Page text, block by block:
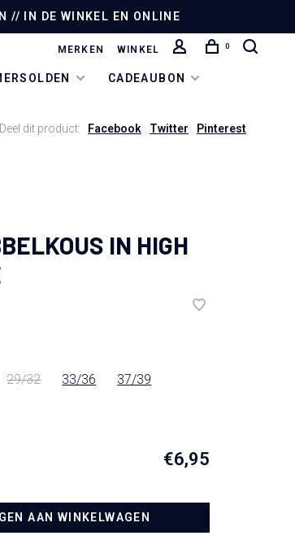
// IN DE WINKEL EN ONLINE
CADEAUBON
MERKEN WINKEL 0
Deel dit product: Facebook Twitter Pinterest
IN HIGH
29/32 33/36
37/39
€6,95
AAN WINKELWAGEN